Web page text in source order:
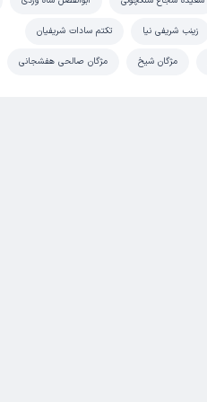
زینب شریفی نیا تکتم سادات شریفیان
مژگان شیخ مژگان صالحی هفشجانی